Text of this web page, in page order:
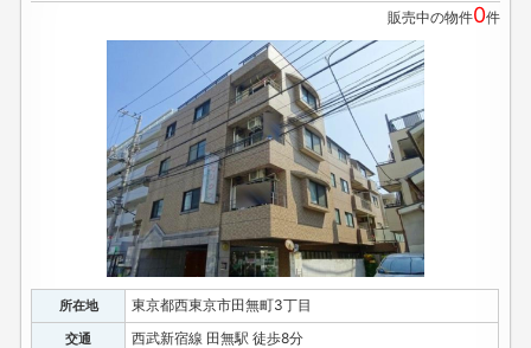
販売中の物件0件
所在地 東京都西東京市田無町3丁目
交通 西武新宿線 田無駅 徒歩8分